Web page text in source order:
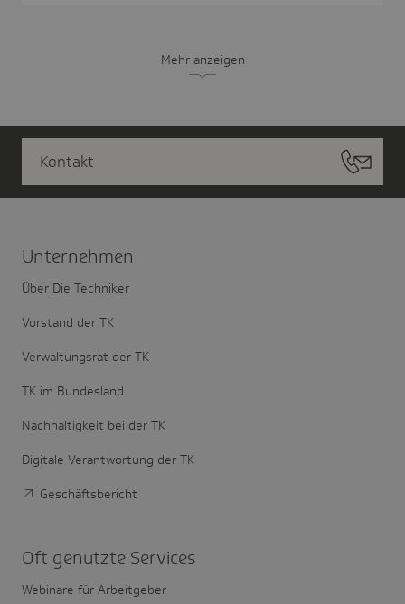
Mehr anzeigen
Kontakt
Unter­nehmen
Über Die Techniker
Vorstand der TK
Verwaltungsrat der TK
TK im Bundesland
Nachhaltigkeit bei der TK
Digitale Verantwortung der TK
Geschäftsbericht
Oft genutzte Services
Webinare für Arbeitgeber